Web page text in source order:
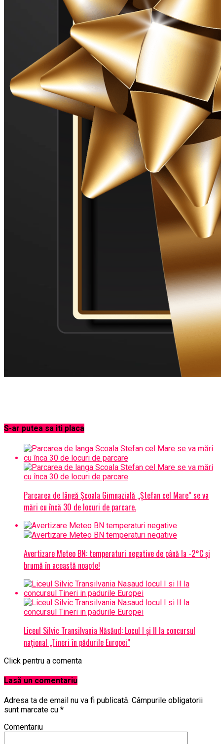
Crina Zegrean
Crina Zegrean este absolventă a Facultății de Litere,
Universitatea Babeș Bolyai, din Cluj-Napoca. În prezent își
continuă studiile în cadrul aceleiași facultăți, urmând
masteratul interdisciplinar ,,Istoria imaginilor, Istoria ideilor”.
Pentru Crina, scrisul înseamnă ,,modalitatea de a exprima
frumosul în cuvinte”. De-a lungul studiilor sale a publicat
recenzii în revistele Steaua și Echinox, a realizat eseuri și
referate, ajungând chiar să compună creații de muzică
S-ar putea sa iti placa
Parcarea de lângă Școala Gimnazială „Ștefan cel Mare” se va
mări cu încă 30 de locuri de parcare.
Avertizare Meteo BN: temperaturi negative de până la -2°C și
brumă în această noapte!
Liceul Silvic Transilvania Năsăud: Locul I și II la concursul
național „Tineri în pădurile Europei”
Click pentru a comenta
Lasă un comentariu
Adresa ta de email nu va fi publicată. Câmpurile obligatorii
sunt marcate cu *
Comentariu